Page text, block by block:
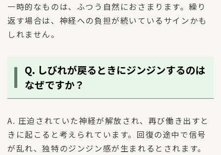
一時的なものは、ふつう自然におさまります。繰り
返す場合は、神経への負担が続いているサインかも
しれません。
Q. しびれが戻るときにジンジンするのは
なぜですか？
A. 圧迫されていた神経が解放され、再び働き出すと
きに起こると考えられています。回復の途中で信号
が乱れ、独特のジンジン感が生まれるとされます。